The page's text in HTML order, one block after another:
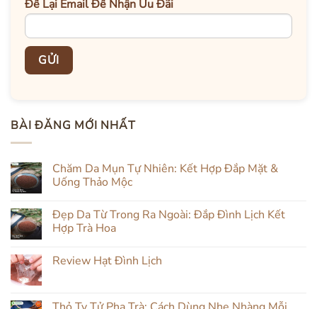
Để Lại Email Để Nhận Ưu Đãi
BÀI ĐĂNG MỚI NHẤT
Chăm Da Mụn Tự Nhiên: Kết Hợp Đắp Mặt &
Uống Thảo Mộc
bình
luận
ở
Mụn
Đẹp Da Từ Trong Ra Ngoài: Đắp Đình Lịch Kết
Hợp Trà Hoa
bình
Review Hạt Đình Lịch
luận